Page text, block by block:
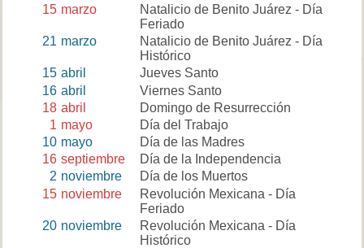
15 marzo
Natalicio de Benito Juárez - Día
Feriado
21 marzo
Natalicio de Benito Juárez - Día
Histórico
15 abril
Jueves Santo
16 abril
Viernes Santo
18 abril
Domingo de Resurrección
1 mayo
Día del Trabajo
10 mayo
Día de las Madres
16 septiembre
Día de la Independencia
2 noviembre
Día de los Muertos
15 noviembre
Revolución Mexicana - Día
Feriado
20 noviembre
Revolución Mexicana - Día
Histórico